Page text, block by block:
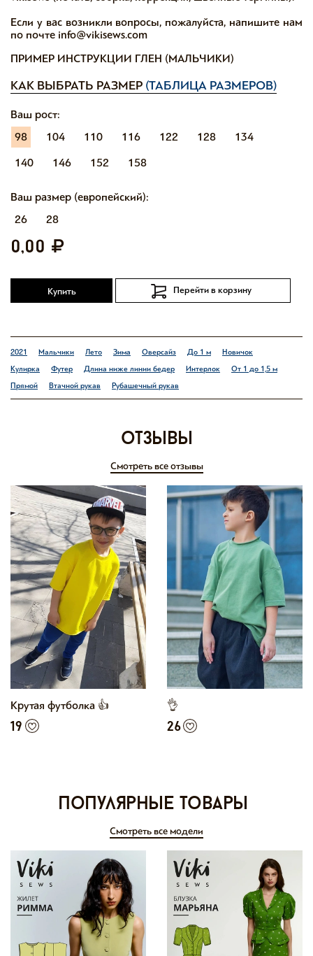
Если у вас возникли вопросы, пожалуйста, напишите нам
по почте info@vikisews.com
ПРИМЕР ИНСТРУКЦИИ ГЛЕН (МАЛЬЧИКИ)
КАК ВЫБРАТЬ РАЗМЕР (ТАБЛИЦА РАЗМЕРОВ)
Ваш рост:
98
104 110 116 122 128
134
140
146 152 158
Ваш размер (европейский):
26
28
0,00
Купить Перейти в корзину
2021 Мальчики Лето Зима Оверсайз До 1 м
Новичок
Кулирка
Футер Длина ниже линии бедер Интерлок
От 1 до 1,5 м
Прямой
Втачной рукав Рубашечный рукав
отзывы
Смотреть все отзывы
Крутая футболка 👍
19
👌
26
Популярные товары
Смотреть все модели